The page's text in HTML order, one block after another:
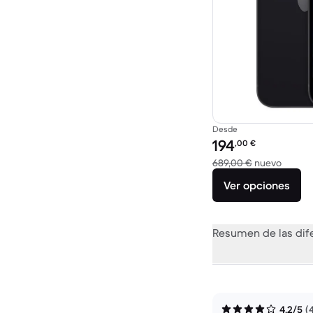
Desde
Precio reacondicionado:
194,00 €
689,00 € nuevoEl
Ver opciones
Resumen de las
4,2/5